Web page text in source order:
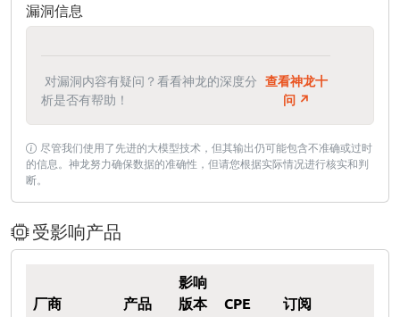
漏洞信息
对漏洞内容有疑问？看看神龙的深度分
析是否有帮助！
查看神龙十
问 ↗
尽管我们使用了先进的大模型技术，但其输出仍可能包含不准确或过时
的信息。神龙努力确保数据的准确性，但请您根据实际情况进行核实和判
断。
受影响产品
厂商 产品
影响
版本
CPE 订阅